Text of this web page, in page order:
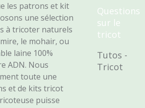
les patrons et kit
une sélection
à tricoter naturels
le mohair, ou
laine 100%
ADN. Nous
toute une
et de kits tricot
puisse
Questions
sur le
tricot
Tutos -
Tricot